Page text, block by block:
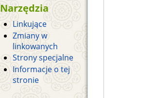
Narzędzia
Linkujące
Zmiany w
linkowanych
Strony specjalne
Informacje o tej
stronie